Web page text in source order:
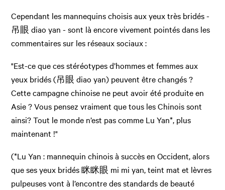
Cependant les mannequins choisis aux yeux très bridés -
吊眼 diao yan - sont là encore vivement pointés dans les
commentaires sur les réseaux sociaux :
"Est-ce que ces stéréotypes d’hommes et femmes aux
yeux bridés (吊眼 diao yan) peuvent être changés ?
Cette campagne chinoise ne peut avoir été produite en
Asie ? Vous pensez vraiment que tous les Chinois sont
ainsi? Tout le monde n’est pas comme Lu Yan*, plus
maintenant !"
(*Lu Yan : mannequin chinois à succès en Occident, alors
que ses yeux bridés 眯眯眼 mi mi yan, teint mat et lèvres
pulpeuses vont à l’encontre des standards de beauté